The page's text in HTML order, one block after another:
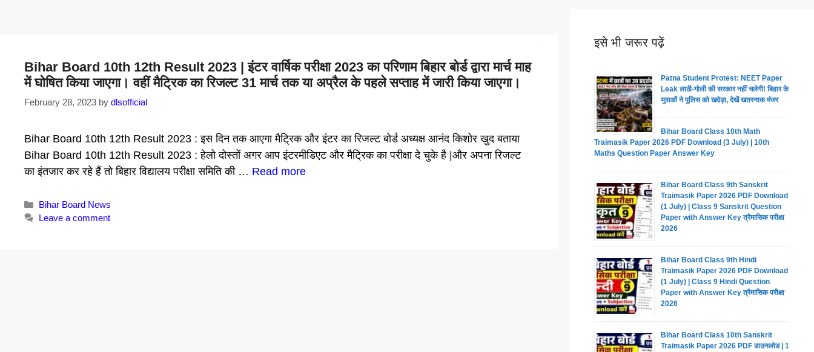
Bihar Board 10th 12th Result 2023 | इंटर वार्षिक परीक्षा 2023 का परिणाम बिहार बोर्ड द्वारा मार्च माह
में घोषित किया जाएगा। वहीं मैट्रिक का रिजल्ट 31 मार्च तक या अप्रैल के पहले सप्ताह में जारी किया जाएगा।
February 28, 2023 by dlsofficial
Bihar Board 10th 12th Result 2023 : इस दिन तक आएगा मैट्रिक और इंटर का रिजल्ट बोर्ड अध्यक्ष आनंद किशोर खुद बताया
Bihar Board 10th 12th Result 2023 : हेलो दोस्तों अगर आप इंटरमीडिएट और मैट्रिक का परीक्षा दे चुके है |और अपना रिजल्ट
का इंतजार कर रहे हैं तो बिहार विद्यालय परीक्षा समिति की … Read more
Categories
Bihar Board News
Leave a comment
इसे भी जरूर पढ़ें
Patna Student Protest: NEET Paper
Leak लाठी-गोली की सरकार नहीं चलेगी! बिहार के
युवाओं ने पुलिस को खदेड़ा, देखें खतरनाक मंजर
Bihar Board Class 10th Math
Traimasik Paper 2026 PDF Download (3 July) | 10th
Maths Question Paper Answer Key
Bihar Board Class 9th Sanskrit
Traimasik Paper 2026 PDF Download
(1 July) | Class 9 Sanskrit Question
Paper with Answer Key त्रैमासिक परीक्षा
2026
Bihar Board Class 9th Hindi
Traimasik Paper 2026 PDF Download
(1 July) | Class 9 Hindi Question
Paper with Answer Key त्रैमासिक परीक्षा
2026
Bihar Board Class 10th Sanskrit
Traimasik Paper 2026 PDF डाउनलोड | 1